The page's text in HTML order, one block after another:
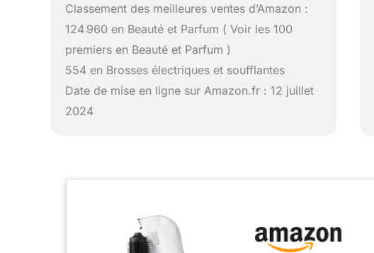
Classement des meilleures ventes d’Amazon :
124 960 en Beauté et Parfum ( Voir les 100
premiers en Beauté et Parfum )
554 en Brosses électriques et soufflantes
Date de mise en ligne sur Amazon.fr : 12 juillet
2024